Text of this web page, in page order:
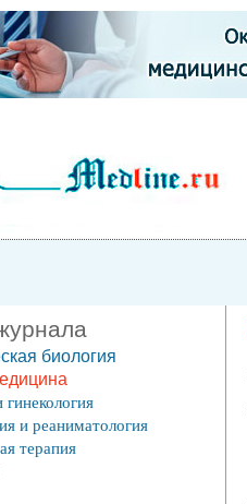
биология
и реаниматология
терапия